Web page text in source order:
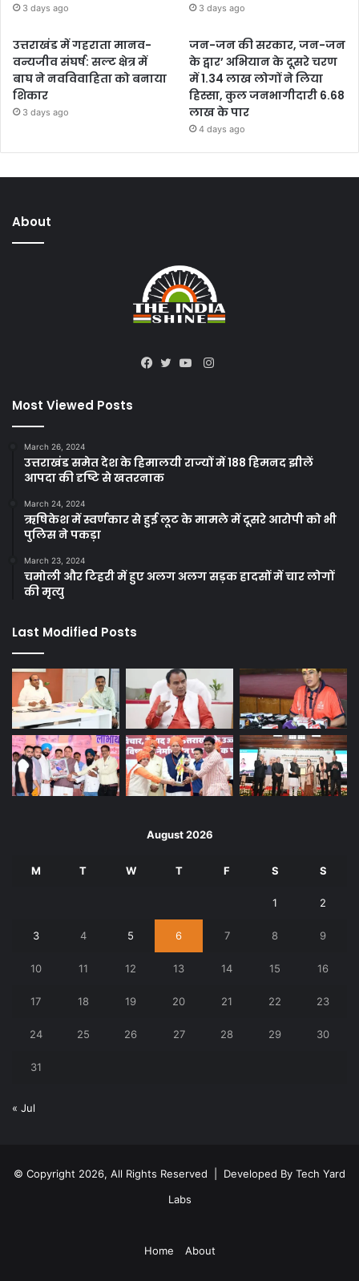
3 days ago 3 days ago
उत्तराखंड में गहराता मानव-
वन्यजीव संघर्ष: सल्ट क्षेत्र में
बाघ ने नवविवाहिता को बनाया
शिकार
3 days ago
जन-जन की सरकार, जन-जन
के द्वार’ अभियान के दूसरे चरण
में 1.34 लाख लोगों ने लिया
हिस्सा, कुल जनभागीदारी 6.68
लाख के पार
4 days ago
About
Instagram
Most Viewed Posts
March 26, 2024
उत्तराखंड समेत देश के हिमालयी राज्यों में 188 हिमनद झीलें
आपदा की दृष्टि से खतरनाक
March 24, 2024
ऋषिकेश में स्वर्णकार से हुई लूट के मामले में दूसरे आरोपी को भी
पुलिस ने पकड़ा
March 23, 2024
चमोली और टिहरी में हुए अलग अलग सड़क हादसों में चार लोगों
की मृत्यु
Last Modified Posts
August 2026
M T W T F S S
1 2
3 4 5 6 7 8 9
10 11 12 13 14 15 16
17 18 19 20 21 22 23
24 25 26 27 28 29 30
31
« Jul
© Copyright 2026, All Rights Reserved | Developed By Tech Yard
Labs
Home About